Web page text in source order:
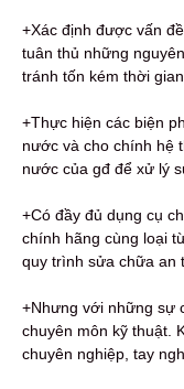
+Xác định được vấn
tuân thủ những
tránh tốn kém thời
+Thực hiện các biện
nước và cho chính hệ
nước của gđ để xử lý
+Có đầy đủ dụng cụ
chính hãng cùng loại
quy trình sửa chữa an
+Nhưng với những sự
chuyên môn kỹ thuật.
chuyên nghiệp, tay